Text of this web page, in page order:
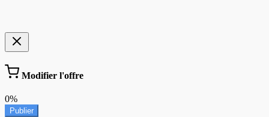
Modifier l'offre
0%
Publier